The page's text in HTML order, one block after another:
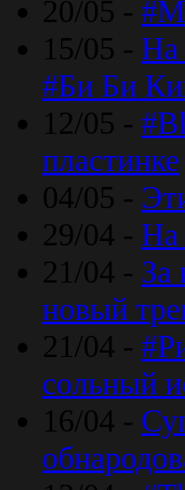
20/05 -
15/05 - На
#Би Би
12/05 -
пластинке
04/05 -
29/04 - На
21/04 - За
новый
21/04 -
сольный
16/04 -